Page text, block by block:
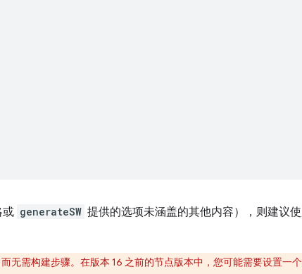
或 generateSW 提供的选项未涵盖的其他内容），则建议
无需构建步骤。在版本 16 之前的节点版本中，您可能需要设置一